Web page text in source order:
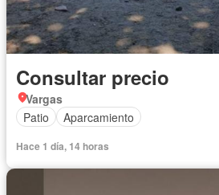
Consultar precio
Vargas
Patio
Aparcamiento
Hace 1 día, 14 horas